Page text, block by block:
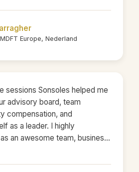
Europe, Nederland
sessions Sonsoles helped me
advisory board, team
compensation, and
as a leader. I highly
an awesome team, business